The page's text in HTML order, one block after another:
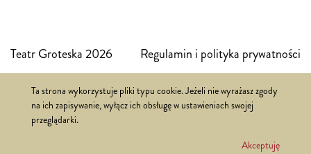
Teatr Groteska 2026 Regulamin i polityka prywatności
Realizacja:FSi
Ta strona wykorzystuje pliki typu cookie. Jeżeli nie wyrażasz zgody
na ich zapisywanie, wyłącz ich obsługę w ustawieniach swojej
przeglądarki.
Akceptuję